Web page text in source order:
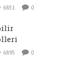
6851 0
6895 0